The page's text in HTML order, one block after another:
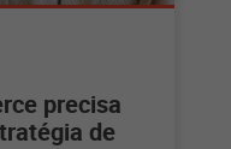
precisa
de